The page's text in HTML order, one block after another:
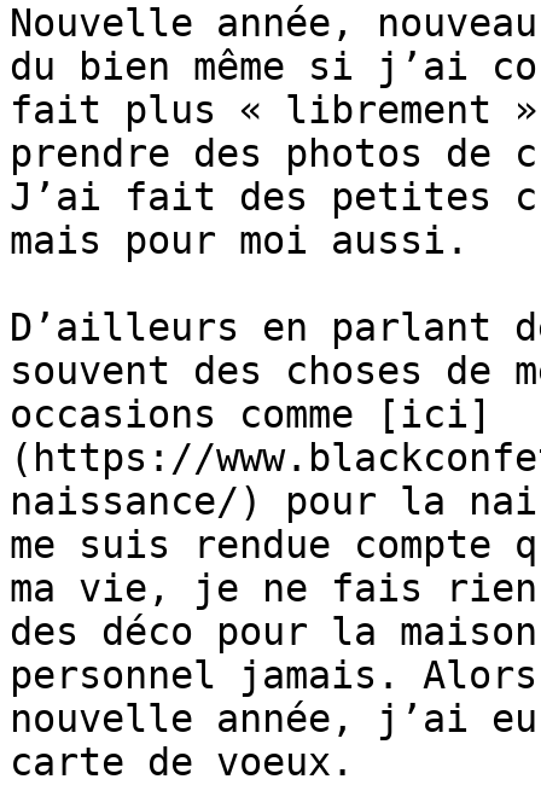
Nouvelle année,
du bien même si j’ai
fait plus « librement »
prendre des photos de
J’ai fait des petites
mais pour moi aussi.
D’ailleurs en parlant
souvent des choses de
occasions comme [ici]
(https://
naissance/) pour la
me suis rendue
ma vie, je ne fais
des déco pour la
personnel jamais.
nouvelle année, j’ai
carte de voeux.